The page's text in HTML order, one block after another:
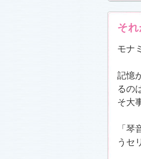
そ
モナ
記憶
るの
そ大
「
うセ